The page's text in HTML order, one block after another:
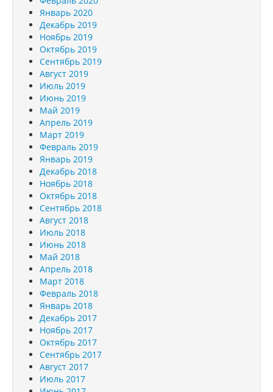
Январь 2020
Декабрь 2019
Ноябрь 2019
Октябрь 2019
Сентябрь 2019
Август 2019
Июль 2019
Июнь 2019
Май 2019
Апрель 2019
Март 2019
Февраль 2019
Январь 2019
Декабрь 2018
Ноябрь 2018
Октябрь 2018
Сентябрь 2018
Август 2018
Июль 2018
Июнь 2018
Май 2018
Апрель 2018
Март 2018
Февраль 2018
Январь 2018
Декабрь 2017
Ноябрь 2017
Октябрь 2017
Сентябрь 2017
Август 2017
Июль 2017